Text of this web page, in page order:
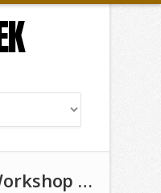
Graffiti Workshop Vereniging / Club in Den Haag